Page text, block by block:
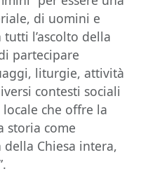
di uomini e
l’ascolto della
partecipare
liturgie, attività
contesti sociali
che offre la
storia come
Chiesa intera,